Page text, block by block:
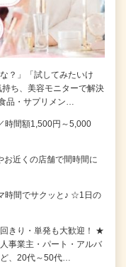
？」「試してみたいけ
ち、美容モニターで解決
品・サプリメン…
時間額1,500円～5,000
近くの店舗で間時間に
時間でサクッと♪ ☆1日の
きり・単発も大歓迎！ ★
事業主・パート・アルバ
、20代～50代…